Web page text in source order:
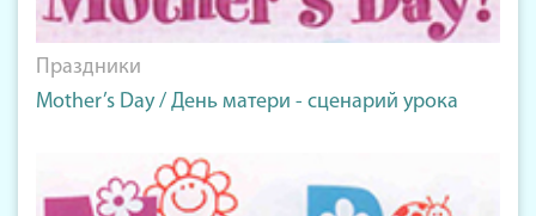
Праздники
Mother’s Day / День матери - сценарий урока